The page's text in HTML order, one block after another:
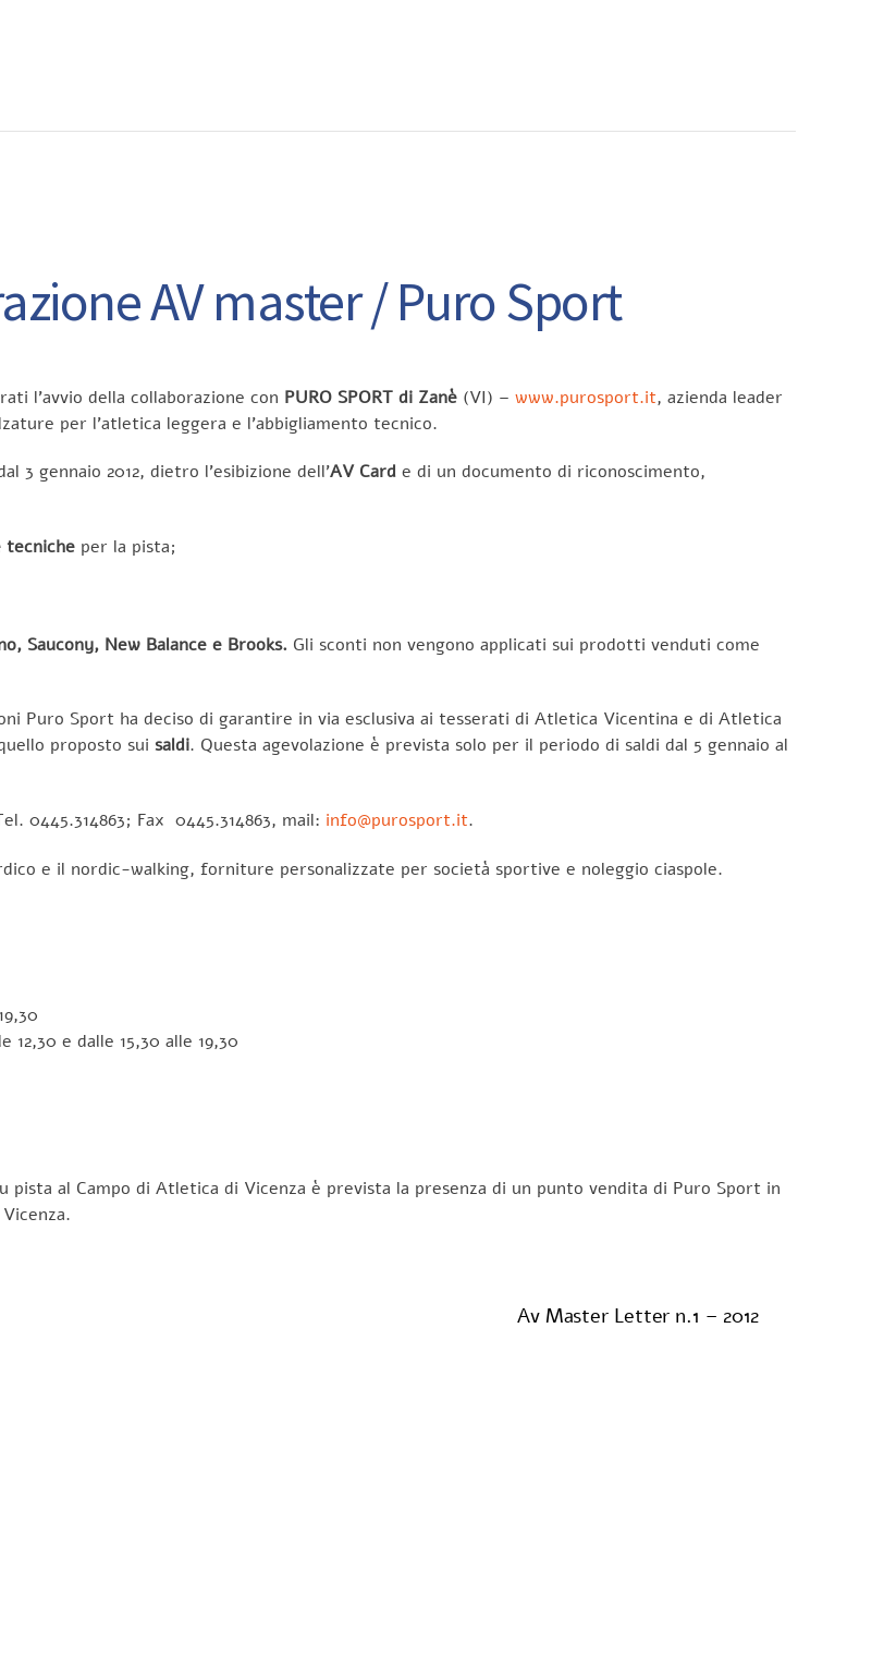
AV master / Puro Sport
l’avvio della collaborazione con PURO SPORT di Zanè (VI) – www.purosport.it, azienda leader
per l’atletica leggera e l’abbigliamento tecnico.
gennaio 2012, dietro l’esibizione dell’AV Card e di un documento di riconoscimento,
tecniche per la pista;
Saucony, New Balance e Brooks. Gli sconti non vengono applicati sui prodotti venduti come
Puro Sport ha deciso di garantire in via esclusiva ai tesserati di Atletica Vicentina e di Atletica
proposto sui saldi. Questa agevolazione è prevista solo per il periodo di saldi dal 5 gennaio al
0445.314863; Fax 0445.314863, mail: info@purosport.it.
e il nordic-walking, forniture personalizzate per società sportive e noleggio ciaspole.
12,30 e dalle 15,30 alle 19,30
pista al Campo di Atletica di Vicenza è prevista la presenza di un punto vendita di Puro Sport in
Av Master Letter n.1 – 2012